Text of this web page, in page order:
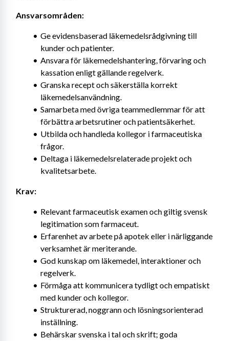
Ansvarsområden:
Ge evidensbaserad läkemedelsrådgivning till
kunder och patienter.
Ansvara för läkemedelshantering, förvaring och
kassation enligt gällande regelverk.
Granska recept och säkerställa korrekt
läkemedelsanvändning.
Samarbeta med övriga teammedlemmar för att
förbättra arbetsrutiner och patientsäkerhet.
Utbilda och handleda kollegor i farmaceutiska
frågor.
Deltaga i läkemedelsrelaterade projekt och
kvalitetsarbete.
Krav:
Relevant farmaceutisk examen och giltig svensk
legitimation som farmaceut.
Erfarenhet av arbete på apotek eller i närliggande
verksamhet är meriterande.
God kunskap om läkemedel, interaktioner och
regelverk.
Förmåga att kommunicera tydligt och empatiskt
med kunder och kollegor.
Strukturerad, noggrann och lösningsorienterad
inställning.
Behärskar svenska i tal och skrift; goda